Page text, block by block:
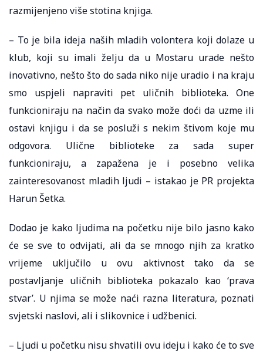
razmijenjeno više stotina knjiga.
– To je bila ideja naših mladih volontera koji dolaze u
klub, koji su imali želju da u Mostaru urade nešto
inovativno, nešto što do sada niko nije uradio i na kraju
smo uspjeli napraviti pet uličnih biblioteka. One
funkcioniraju na način da svako može doći da uzme ili
ostavi knjigu i da se posluži s nekim štivom koje mu
odgovora. Ulične biblioteke za sada super
funkcioniraju, a zapažena je i posebno velika
zainteresovanost mladih ljudi – istakao je PR projekta
Harun Šetka.
Dodao je kako ljudima na početku nije bilo jasno kako
će se sve to odvijati, ali da se mnogo njih za kratko
vrijeme uključilo u ovu aktivnost tako da se
postavljanje uličnih biblioteka pokazalo kao ‘prava
stvar’. U njima se može naći razna literatura, poznati
svjetski naslovi, ali i slikovnice i udžbenici.
– Ljudi u početku nisu shvatili ovu ideju i kako će to sve